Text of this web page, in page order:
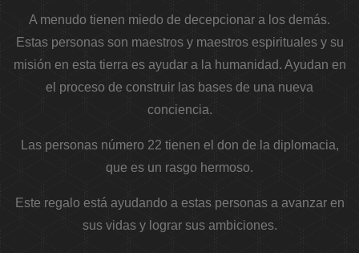
A menudo tienen miedo de decepcionar a los demás.
Estas personas son maestros y maestros espirituales y su
misión en esta tierra es ayudar a la humanidad. Ayudan en
el proceso de construir las bases de una nueva
conciencia.
Las personas número 22 tienen el don de la diplomacia,
que es un rasgo hermoso.
Este regalo está ayudando a estas personas a avanzar en
sus vidas y lograr sus ambiciones.